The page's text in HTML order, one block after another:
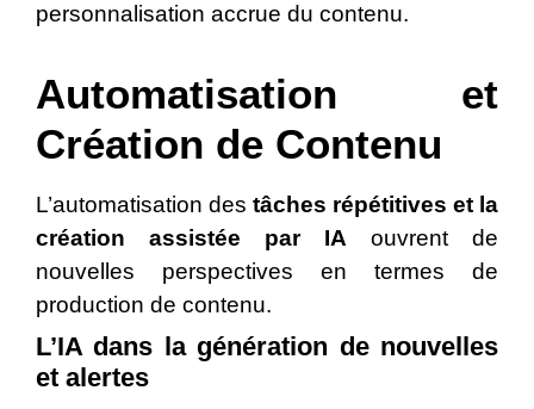
personnalisation accrue du contenu.
Automatisation et
Création de Contenu
L’automatisation des tâches répétitives et la
création assistée par IA ouvrent de
nouvelles perspectives en termes de
production de contenu.
L’IA dans la génération de nouvelles
et alertes